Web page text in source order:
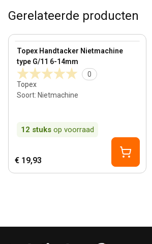
Gerelateerde producten
Topex Handtacker Nietmachine
type G/11 6-14mm
0
Topex
Soort: Nietmachine
12 stuks op voorraad
View product
€ 19,93